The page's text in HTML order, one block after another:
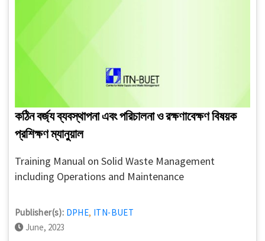
কঠিন বর্জ্য ব্যবস্থাপনা এবং পরিচালনা ও রক্ষণাবেক্ষণ বিষয়ক
প্রশিক্ষণ ম্যানুয়াল
Training Manual on Solid Waste Management
including Operations and Maintenance
Publisher(s): DPHE, ITN-BUET
June, 2023